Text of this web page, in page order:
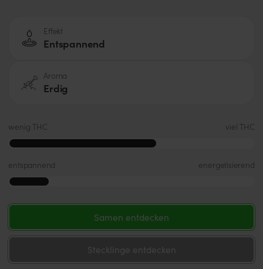
Effekt
Entspannend
Aroma
Erdig
wenig THC viel THC
entspannend energetisierend
Samen entdecken
Stecklinge entdecken